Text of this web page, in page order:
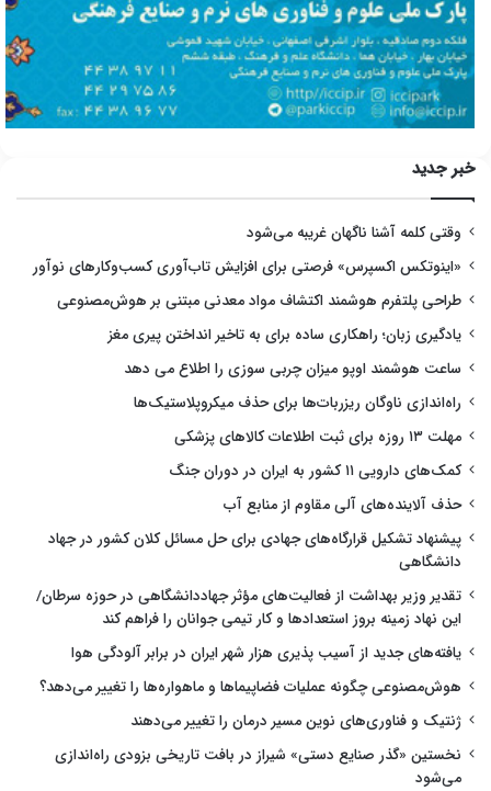
خبر جدید
وقتی کلمه آشنا ناگهان غریبه می‌شود
«اینوتکس اکسپرس» فرصتی برای افزایش تاب‌آوری کسب‌وکارهای نوآور
طراحی پلتفرم هوشمند اکتشاف مواد معدنی مبتنی بر هوش‌مصنوعی
یادگیری زبان؛ راهکاری ساده برای به تاخیر انداختن پیری مغز
ساعت هوشمند اوپو میزان چربی سوزی را اطلاع می دهد
راه‌اندازی ناوگان ریزربات‌ها برای حذف میکروپلاستیک‌ها
مهلت ۱۳ روزه برای ثبت اطلاعات کالاهای پزشکی
کمک‌های دارویی ۱۱ کشور به ایران در دوران جنگ
حذف آلاینده‌های آلی مقاوم از منابع آب
پیشنهاد تشکیل قرارگاه‌های جهادی برای حل مسائل کلان کشور در جهاد
دانشگاهی
تقدیر وزیر بهداشت از فعالیت‌های مؤثر جهاددانشگاهی در حوزه سرطان/
این نهاد زمینه بروز استعدادها و کار تیمی جوانان را فراهم کند
یافته‌های جدید از آسیب پذیری هزار شهر ایران در برابر آلودگی هوا
هوش‌مصنوعی چگونه عملیات فضاپیماها و ماهواره‌ها را تغییر می‌دهد؟
ژنتیک و فناوری‌های نوین مسیر درمان را تغییر می‌دهند
نخستین «گذر صنایع دستی» شیراز در بافت تاریخی بزودی راه‌اندازی
می‌شود